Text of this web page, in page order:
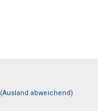
(Ausland abweichend)